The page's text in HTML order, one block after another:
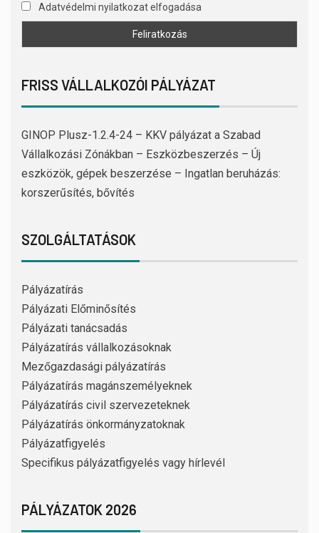
Adatvédelmi nyilatkozat elfogadása
FRISS VÁLLALKOZÓI PÁLYÁZAT
GINOP Plusz-1.2.4-24 – KKV pályázat a Szabad
Vállalkozási Zónákban – Eszközbeszerzés – Új
eszközök, gépek beszerzése – Ingatlan beruházás:
korszerűsítés, bővítés
SZOLGÁLTATÁSOK
Pályázatírás
Pályázati Előminősítés
Pályázati tanácsadás
Pályázatírás vállalkozásoknak
Mezőgazdasági pályázatírás
Pályázatírás magánszemélyeknek
Pályázatírás civil szervezeteknek
Pályázatírás önkormányzatoknak
Pályázatfigyelés
Specifikus pályázatfigyelés vagy hírlevél
PÁLYÁZATOK 2026